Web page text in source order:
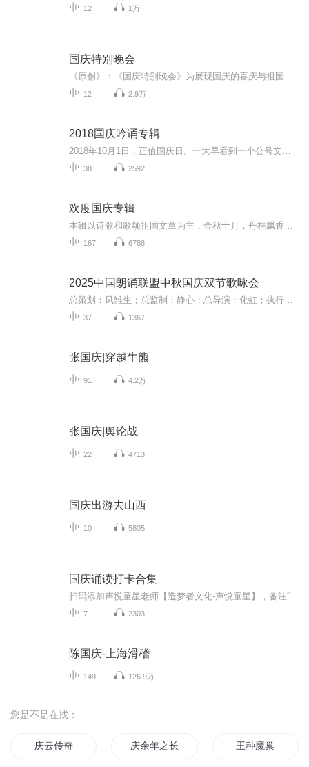
12 1万
国庆特别晚会
12 2.9万
2018国庆吟诵专辑
38 2592
欢度国庆专辑
167 6788
2025中国朗诵联盟中秋国庆双节歌咏会
37 1367
张国庆|穿越牛熊
91 4.2万
张国庆|舆论战
22 4713
国庆出游去山西
10 5805
国庆诵读打卡合集
7 2303
陈国庆-上海滑稽
149 126.9万
您是不是在找：
庆云传奇 庆余年之长歌行 王种魔巢